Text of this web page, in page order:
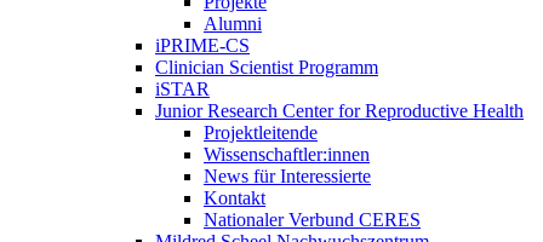
Alumni
iPRIME-CS
Clinician Scientist Programm
iSTAR
Junior Research Center for Reproductive Health
Projektleitende
Wissenschaftler:innen
News für Interessierte
Kontakt
Nationaler Verbund CERES